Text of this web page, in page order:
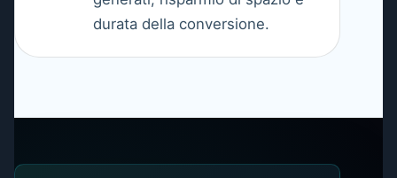
durata della conversione.